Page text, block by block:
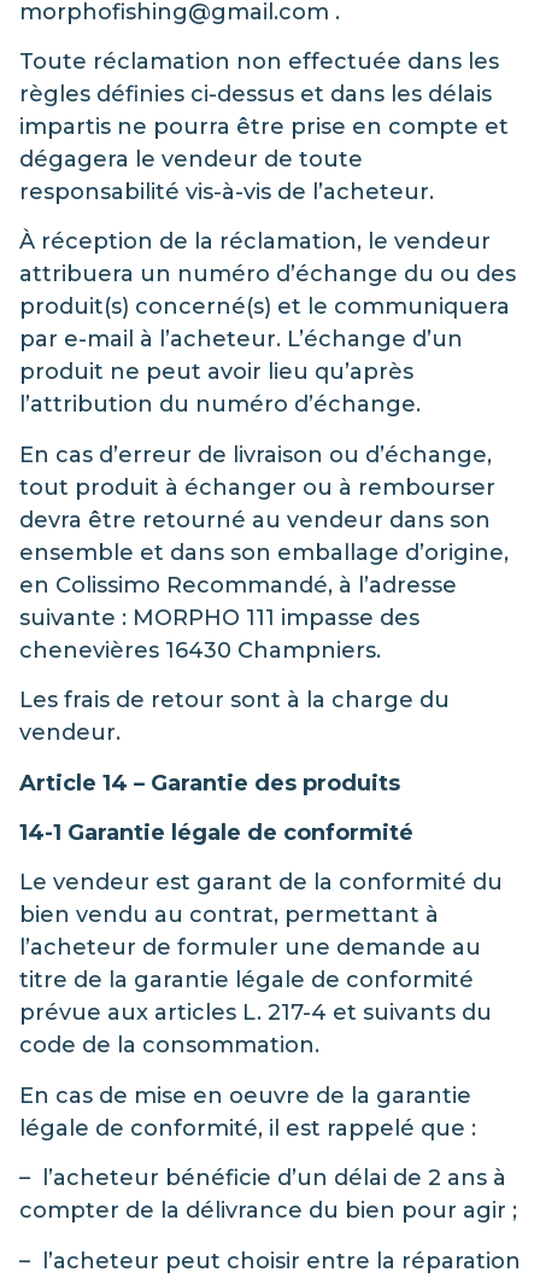
morphofishing@gmail.com .
Toute réclamation non effectuée dans les
règles définies ci-dessus et dans les délais
impartis ne pourra être prise en compte et
dégagera le vendeur de toute
responsabilité vis-à-vis de l’acheteur.
À réception de la réclamation, le vendeur
attribuera un numéro d’échange du ou des
produit(s) concerné(s) et le communiquera
par e-mail à l’acheteur. L’échange d’un
produit ne peut avoir lieu qu’après
l’attribution du numéro d’échange.
En cas d’erreur de livraison ou d’échange,
tout produit à échanger ou à rembourser
devra être retourné au vendeur dans son
ensemble et dans son emballage d’origine,
en Colissimo Recommandé, à l’adresse
suivante : MORPHO 111 impasse des
chenevières 16430 Champniers.
Les frais de retour sont à la charge du
vendeur.
Article 14 – Garantie des produits
14-1 Garantie légale de conformité
Le vendeur est garant de la conformité du
bien vendu au contrat, permettant à
l’acheteur de formuler une demande au
titre de la garantie légale de conformité
prévue aux articles L. 217-4 et suivants du
code de la consommation.
En cas de mise en oeuvre de la garantie
légale de conformité, il est rappelé que :
– l’acheteur bénéficie d’un délai de 2 ans à
compter de la délivrance du bien pour agir ;
– l’acheteur peut choisir entre la réparation